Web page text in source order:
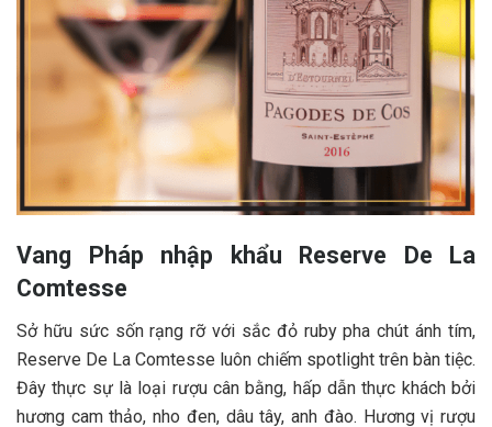
Vang Pháp nhập khẩu Reserve De La
Comtesse
Sở hữu sức sốn rạng rỡ với sắc đỏ ruby pha chút ánh tím,
Reserve De La Comtesse luôn chiếm spotlight trên bàn tiệc.
Đây thực sự là loại rượu cân bằng, hấp dẫn thực khách bởi
hương cam thảo, nho đen, dâu tây, anh đào. Hương vị rượu